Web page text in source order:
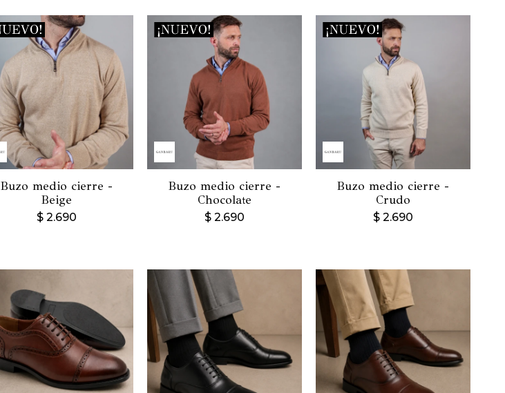
Buzo medio cierre -
Beige
$ 2.690
Buzo medio cierre -
Chocolate
$ 2.690
Buzo medio cierre -
Crudo
$ 2.690